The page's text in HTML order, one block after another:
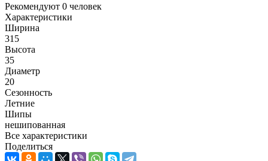
Рекомендуют 0 человек
Характеристики
Ширина
315
Высота
35
Диаметр
20
Сезонность
Летние
Шипы
нешипованная
Все характеристики
Поделиться